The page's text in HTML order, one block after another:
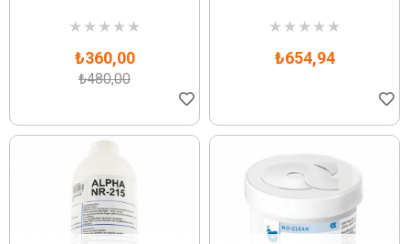
★ ★ ★ ★ ★
₺360,00
₺480,00
★ ★ ★ ★ ★
₺654,94